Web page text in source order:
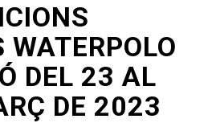
WATERPOLO
DEL 23 AL
DE 2023